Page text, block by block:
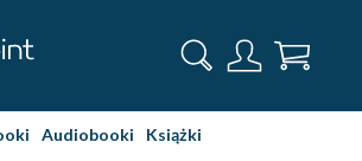
Audiobooki Książki